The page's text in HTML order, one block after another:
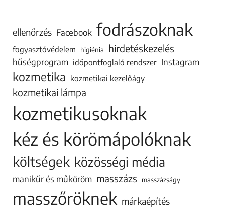
ellenőrzés Facebook fodrászoknak
fogyasztóvédelem higiénia hirdetéskezelés
hűségprogram időpontfoglaló rendszer Instagram
kozmetika kozmetikai kezelőágy
kozmetikai lámpa
kozmetikusoknak
kéz és körömápolóknak
költségek közösségi média
manikűr és műköröm masszázs masszázságy
masszőröknek márkaépítés